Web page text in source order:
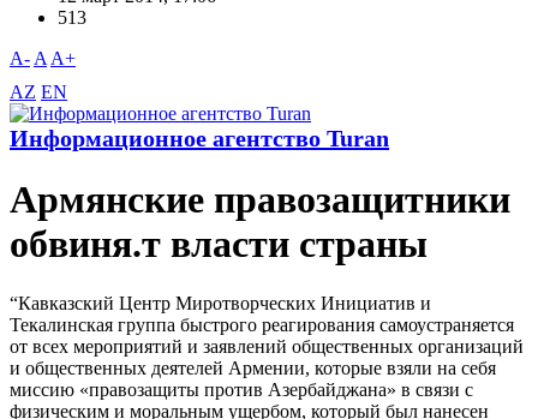
513
A- A A+
AZ EN
Информационное агентство Turan
Армянские правозащитники
обвиня.т власти страны
“Кавказский Центр Миротворческих Инициатив и
Текалинская группа быстрого реагирования самоустраняется
от всех мероприятий и заявлений общественных организаций
и общественных деятелей Армении, которые взяли на себя
миссию «правозащиты против Азербайджана» в связи с
физическим и моральным ущербом, который был нанесен